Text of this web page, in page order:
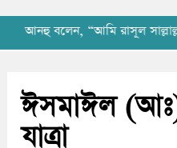
“আমি রাসূল সাল্লাল্লাহু
ঈসমাঈল
যাত্রা